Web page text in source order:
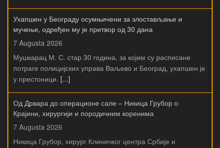
Ухапшен у Београду осумњичени за злостављање и
мучење, одређен му је притвор од 30 дана
7 Augusta 2026
Мушкарац М. С. стар 30 година, за којим су расписане
потраге полицијских управа Ваљево и Београд, ухапшен је
у престоници. [...]
Од Дрвара до операционе сале – Никица Грубор о
Крајини, хирургији и породичним коренима
7 Augusta 2026
Никица Грубор, хирург Клиничког центра Србије и